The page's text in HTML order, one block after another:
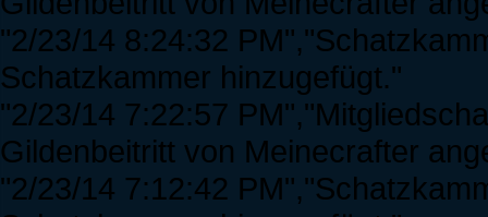
"2/23/14 8:24:32
Schatzkammer hinzugefügt."
"2/23/14 7:22:57
Gildenbeitritt von Meinecrafter
"2/23/14 7:12:42